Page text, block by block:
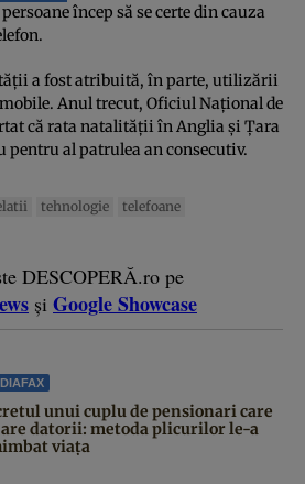
încep să se certe din cauza
a fost atribuită, în parte, utilizării
Anul trecut, Oficiul Național de
că rata natalității în Anglia și Țara
pentru al patrulea an consecutiv.
tehnologie telefoane
DESCOPERĂ.ro pe
și Google Showcase
unui cuplu de pensionari care
datorii: metoda plicurilor le-a
viața